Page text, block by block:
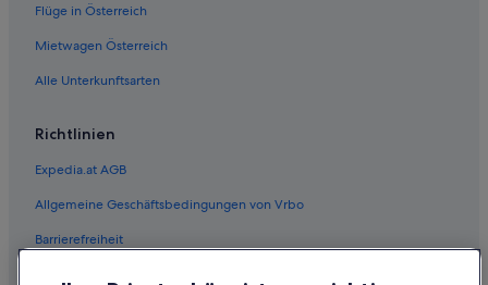
Flüge in Österreich
Mietwagen Österreich
Alle Unterkunftsarten
Richtlinien
Expedia.at AGB
Allgemeine Geschäftsbedingungen von Vrbo
Barrierefreiheit